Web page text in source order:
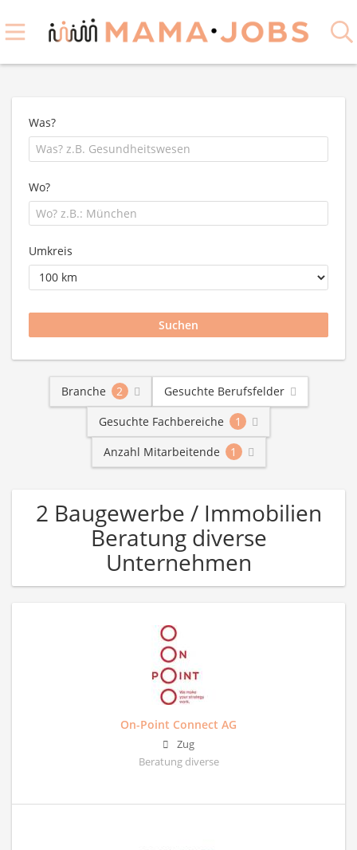
Was?
Wo?
Umkreis
Branche 2
Gesuchte Berufsfelder
Gesuchte Fachbereiche
1
Anzahl Mitarbeitende
1
2 Baugewerbe / Immobilien
Beratung diverse
Unternehmen
On-Point Connect AG
Zug
Beratung diverse